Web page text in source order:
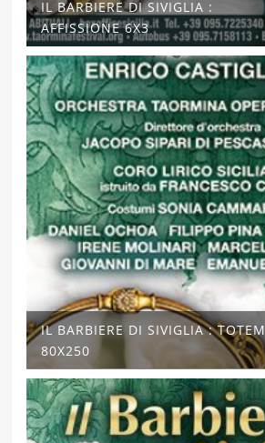
IL BARBIERE DI SIVIGLIA :
AFFISSIONE 6X3
IL BARBIERE DI SIVIGLIA : TOTEM
80X250